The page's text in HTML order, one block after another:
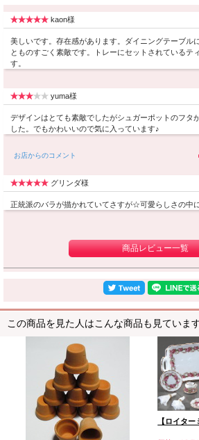
kaon様
美しいです。存在感があります。ダイニングテーブル
とものすごく素敵です。トレーにセットされているテ
す。
yuma様
デザインはとても素敵でしたがシュガーポットのフタ
した。でもかわいいので気に入っています♪
お店からのコメント
グリンダ様
正統派のバラが描かれていてさすが☆可愛らしさの中
商品レビュー一覧
この商品を見た人はこんな商品も見ていま
【ロイタ